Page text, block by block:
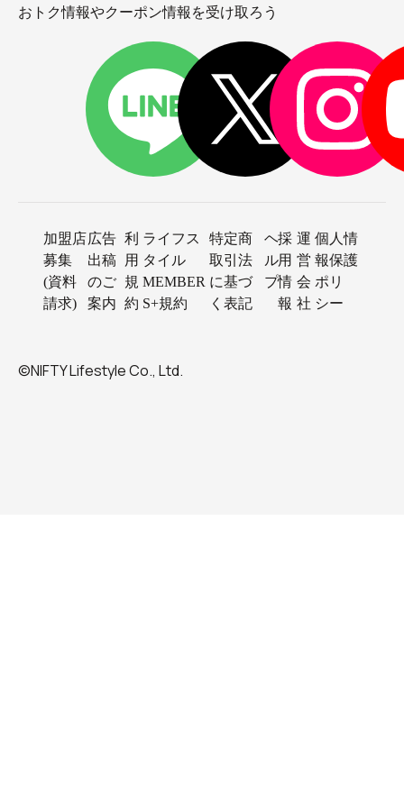
おトク情報やクーポン情報を受け取ろう
加盟店
募集
(資料
請求)
広告
出稿
のご
案内
利
用
規
約
ライフス
タイル
MEMBER
S+規約
特定商
取引法
に基づ
く表記
ヘ
ル
プ
採
用
情
報
運
営
会
社
個人情
報保護
ポリ
シー
©NIFTY Lifestyle Co., Ltd.